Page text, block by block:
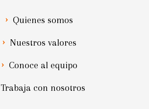
Quienes somos
Nuestros valores
Conoce al equipo
Trabaja con nosotros